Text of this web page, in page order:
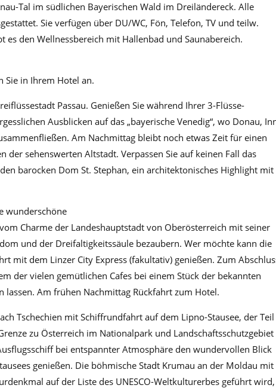
Tal im südlichen Bayerischen Wald im Dreiländereck. Alle
Sie verfügen über DU/WC, Fön, Telefon, TV und teilw.
es den Wellnessbereich mit Hallenbad und Saunabereich.
Sie in Ihrem Hotel an.
Passau. Genießen Sie während Ihrer 3-Flüsse-
Ausblicken auf das „bayerische Venedig“, wo Donau,
Am Nachmittag bleibt noch etwas Zeit für einen
der sehenswerten Altstadt. Verpassen Sie auf keinen Fall das
barocken Dom St. Stephan, ein architektonisches Highlight mit
wunderschöne
Charme der Landeshauptstadt von Oberösterreich mit seiner
und der Dreifaltigkeitssäule bezaubern. Wer möchte kann die
mit dem Linzer City Express (fakultativ) genießen. Zum
der vielen gemütlichen Cafes bei einem Stück der bekannten
lassen. Am frühen Nachmittag Rückfahrt zum Hotel.
Tschechien mit Schiffrundfahrt auf dem Lipno-Stausee, der Teil
zu Österreich im Nationalpark und Landschaftsschutzgebiet
bei entspannter Atmosphäre den wundervollen Blick
genießen. Die böhmische Stadt Krumau an der Moldau mit
auf der Liste des UNESCO-Weltkulturerbes geführt wird,